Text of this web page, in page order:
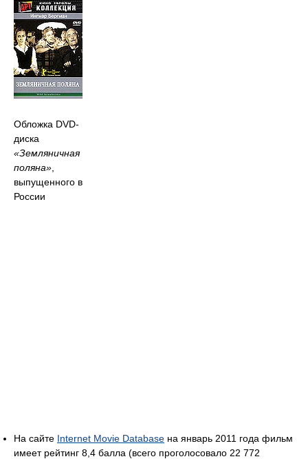
Обложка DVD-
диска
«Земляничная
поляна»
выпущенного в
России
На сайте Internet Movie Database на январь 2011 года фильм
имеет рейтинг 8,4 балла (всего проголосовало 22 772